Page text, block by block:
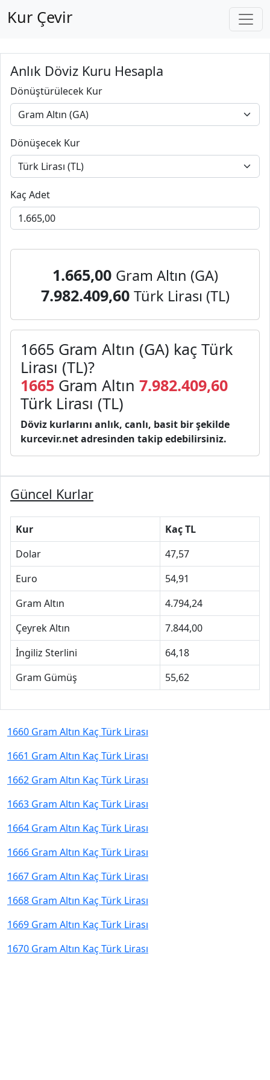
Kur Çevir
Anlık Döviz Kuru Hesapla
Dönüştürülecek Kur
Dönüşecek Kur
Kaç Adet
1.665,00 Gram Altın (GA)
7.982.409,60 Türk Lirası (TL)
1665 Gram Altın (GA) kaç Türk
Lirası (TL)?
1665 Gram Altın 7.982.409,60
Türk Lirası (TL)
Döviz kurlarını anlık, canlı, basit bir şekilde
kurcevir.net adresinden takip edebilirsiniz.
Güncel Kurlar
Kur
Kaç TL
Dolar
47,57
Euro
54,91
Gram Altın
4.794,24
Çeyrek Altın
7.844,00
İngiliz Sterlini
64,18
Gram Gümüş
55,62
1660 Gram Altın Kaç Türk Lirası
1661 Gram Altın Kaç Türk Lirası
1662 Gram Altın Kaç Türk Lirası
1663 Gram Altın Kaç Türk Lirası
1664 Gram Altın Kaç Türk Lirası
1666 Gram Altın Kaç Türk Lirası
1667 Gram Altın Kaç Türk Lirası
1668 Gram Altın Kaç Türk Lirası
1669 Gram Altın Kaç Türk Lirası
1670 Gram Altın Kaç Türk Lirası